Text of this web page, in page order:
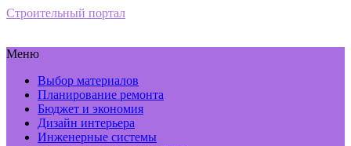
Строительный портал
Меню
Выбор материалов
Планирование ремонта
Бюджет и экономия
Дизайн интерьера
Инженерные системы